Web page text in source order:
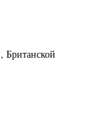
Британской